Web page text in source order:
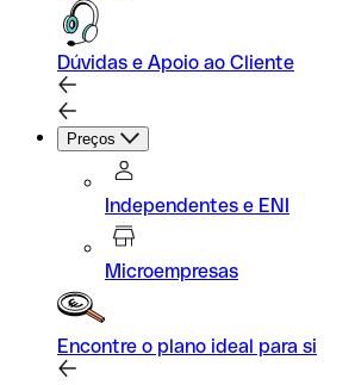
Dúvidas e Apoio ao Cliente
Preços
Independentes e ENI
Microempresas
Encontre o plano ideal para si